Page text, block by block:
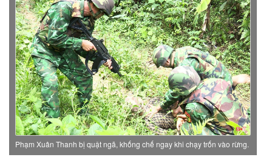
Phạm Xuân Thanh bị quật ngã, khống chế ngay khi chạy trốn vào rừng.